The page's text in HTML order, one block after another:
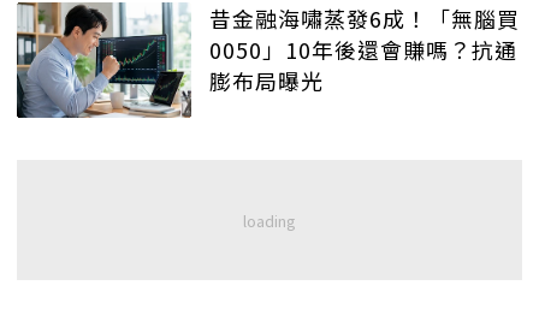
昔金融海嘯蒸發6成！「無腦買
0050」10年後還會賺嗎？抗通
膨布局曝光